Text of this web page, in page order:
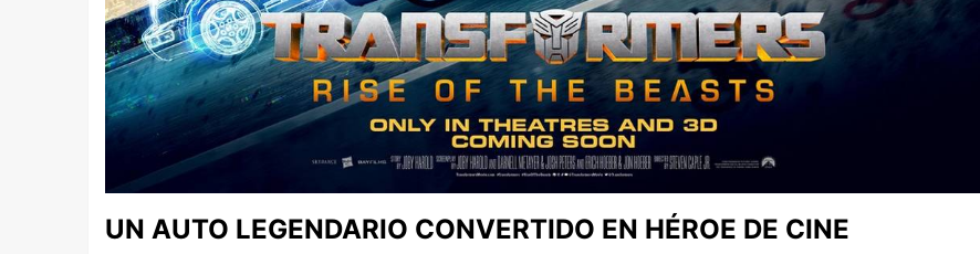
UN AUTO LEGENDARIO CONVERTIDO EN HÉROE DE CINE